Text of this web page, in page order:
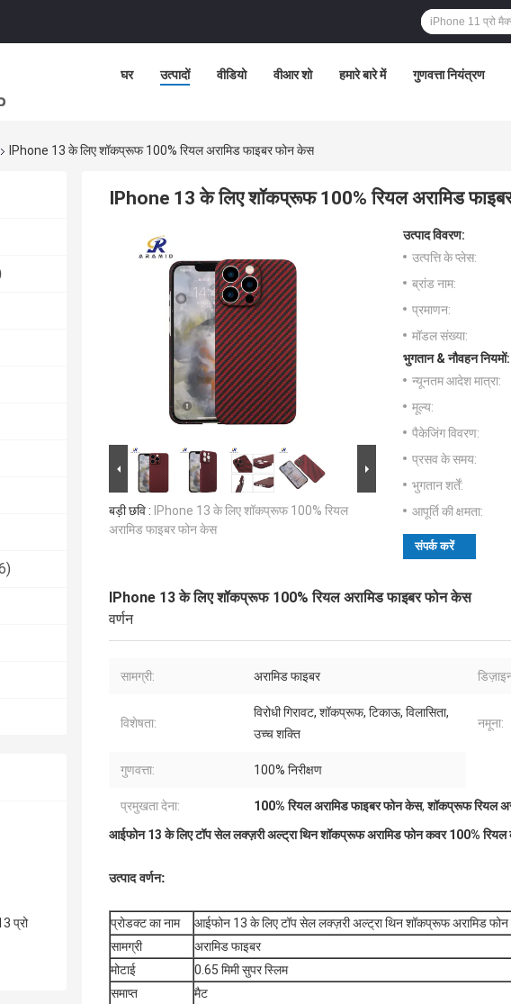
घर उत्पादों वीडियो वीआर शो हमारे बारे में गुणवत्ता नियंत्रण
IPhone 13 के लिए शॉकप्रूफ 100% रियल अरामिड फाइबर फोन केस
प्रो
IPhone 13 के लिए शॉकप्रूफ 100% रियल अरामिड
बड़ी छवि : IPhone 13 के लिए शॉकप्रूफ 100% रियल
अरामिड फाइबर फोन केस
उत्पाद विवरण:
उत्पत्ति के प्लेस:
ब्रांड नाम:
प्रमाणन:
मॉडल संख्या:
भुगतान & नौवहन नियमों:
न्यूनतम आदेश मात्रा:
मूल्य:
पैकेजिंग विवरण:
प्रसव के समय:
भुगतान शर्तें:
आपूर्ति की क्षमता:
संपर्क करें
IPhone 13 के लिए शॉकप्रूफ 100% रियल अरामिड फाइबर फोन केस
वर्णन
सामग्री: अरामिड फाइबर
विशेषता:
विरोधी गिरावट, शॉकप्रूफ, टिकाऊ, विलासिता,
उच्च शक्ति
नमूना:
गुणवत्ता: 100% निरीक्षण
प्रमुखता देना: 100% रियल अरामिड फाइबर फोन केस,शॉकप्रूफ रियल
आईफोन 13 के लिए टॉप सेल लक्ज़री अल्ट्रा थिन शॉकप्रूफ अरामिड फोन कवर 100% रियल
उत्पाद वर्णन:
प्रोडक्ट का नाम
आईफोन 13 के लिए टॉप सेल लक्ज़री अल्ट्रा थिन शॉकप्रूफ अरामिड
सामग्री
अरामिड फाइबर
मोटाई
0.65 मिमी सुपर स्लिम
समाप्त
मैट